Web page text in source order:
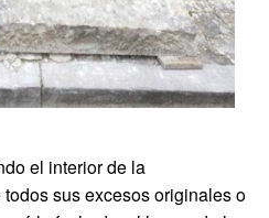
el interior de la
sus excesos originales o